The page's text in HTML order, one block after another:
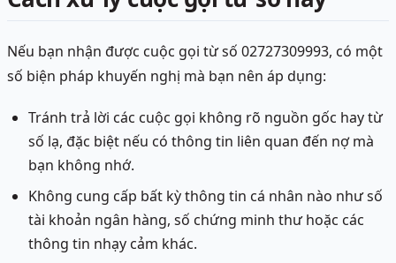
Nếu bạn nhận được cuộc gọi từ số 02727309993, có một
số biện pháp khuyến nghị mà bạn nên áp dụng:
Tránh trả lời các cuộc gọi không rõ nguồn gốc hay từ
số lạ, đặc biệt nếu có thông tin liên quan đến nợ mà
bạn không nhớ.
Không cung cấp bất kỳ thông tin cá nhân nào như số
tài khoản ngân hàng, số chứng minh thư hoặc các
thông tin nhạy cảm khác.